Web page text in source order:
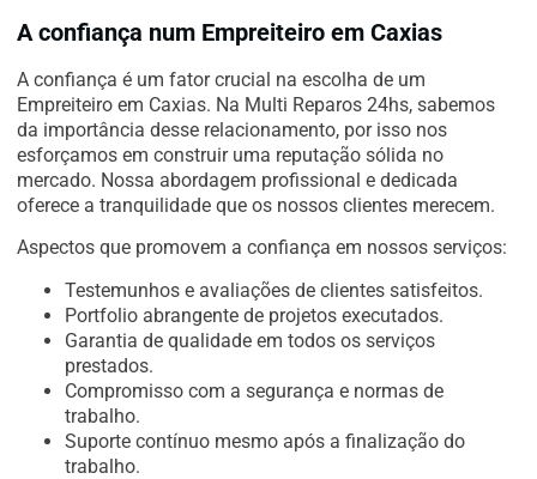
A confiança num Empreiteiro em Caxias
A confiança é um fator crucial na escolha de um
Empreiteiro em Caxias. Na Multi Reparos 24hs, sabemos
da importância desse relacionamento, por isso nos
esforçamos em construir uma reputação sólida no
mercado. Nossa abordagem profissional e dedicada
oferece a tranquilidade que os nossos clientes merecem.
Aspectos que promovem a confiança em nossos serviços:
Testemunhos e avaliações de clientes satisfeitos.
Portfolio abrangente de projetos executados.
Garantia de qualidade em todos os serviços
prestados.
Compromisso com a segurança e normas de
trabalho.
Suporte contínuo mesmo após a finalização do
trabalho.